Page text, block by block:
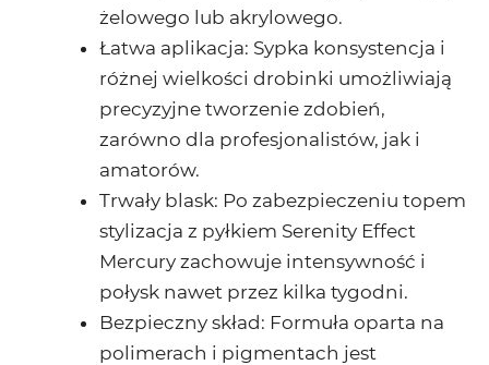
żelowego lub akrylowego.
Łatwa aplikacja: Sypka konsystencja i
różnej wielkości drobinki umożliwiają
precyzyjne tworzenie zdobień,
zarówno dla profesjonalistów, jak i
amatorów.
Trwały blask: Po zabezpieczeniu topem
stylizacja z pyłkiem Serenity Effect
Mercury zachowuje intensywność i
połysk nawet przez kilka tygodni.
Bezpieczny skład: Formuła oparta na
polimerach i pigmentach jest